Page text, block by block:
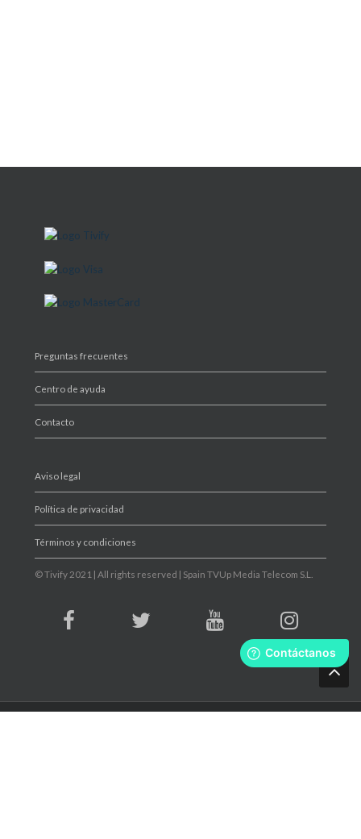
Preguntas frecuentes
Centro de ayuda
Contacto
Aviso legal
Política de privacidad
Términos y condiciones
© Tivify 2021 | All rights reserved | Spain TVUp Media Telecom S.L.